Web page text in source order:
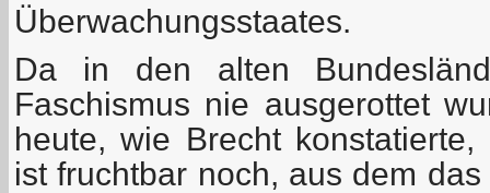
Überwachungsstaates.
Da in den alten
Faschismus nie ausgerottet
heute, wie Brecht
ist fruchtbar noch, aus dem